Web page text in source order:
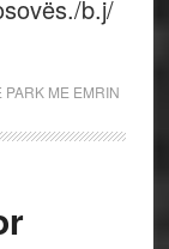
b.j/
PARK ME EMRIN